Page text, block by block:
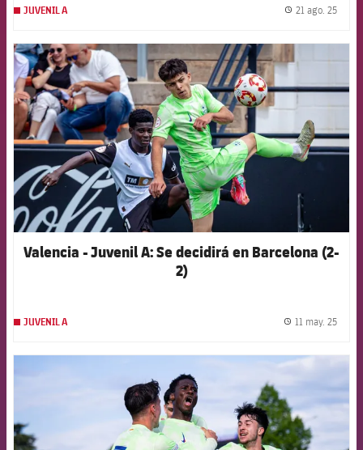
JUVENIL A 21 ago. 25
FCB Barcelona badge
Valencia - Juvenil A: Se decidirá en Barcelona (2-
2)
JUVENIL A 11 may. 25
FCB Barcelona badge